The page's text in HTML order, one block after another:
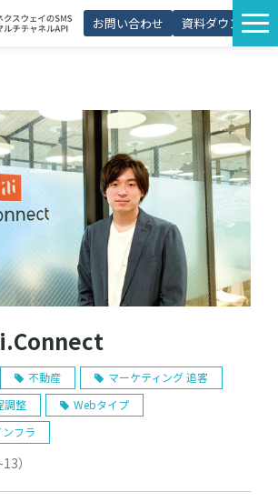
お問い合わせ 資料ダウンロード
プラン・価格
導入事例
活用シーン
コラム
パートナー制度
不動産
マーケティング 追客
調整
Webタイプ
フラ
）